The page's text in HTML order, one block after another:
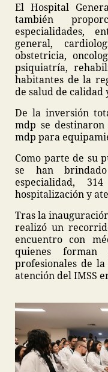
El Hospital
también
especialidades,
general,
obstetricia,
psiquiatría,
habitantes de la
de salud de calidad
De la inversión
mdp se
mdp para
Como parte de su
se han
especialidad,
hospitalización y
Tras la
realizó un
encuentro con
quienes
profesionales de
atención del IMSS